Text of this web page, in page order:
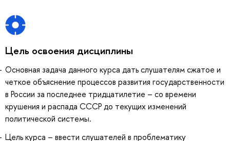
Цель освоения дисциплины
Основная задача данного курса дать слушателям сжатое и
четкое объяснение процессов развития государственности
в России за последнее тридцатилетие – со времени
крушения и распада СССР до текущих изменений
политической системы.
Цель курса – ввести слушателей в проблематику